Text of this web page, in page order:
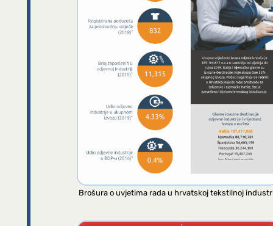
Brošura o uvjetima rada u hrvatskoj tekstilnoj